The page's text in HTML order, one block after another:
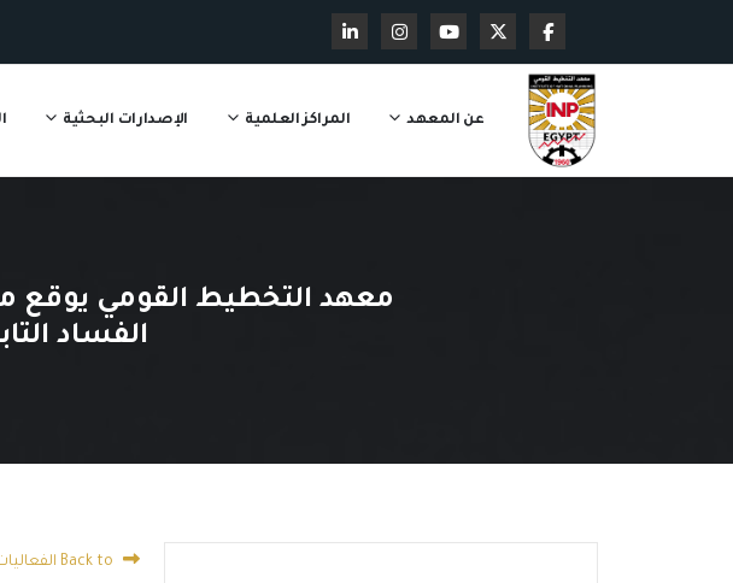
عن المعهد المراكز العلمية الإصدارات البحثية
معهد التخطيط القومي يوقع
الفساد